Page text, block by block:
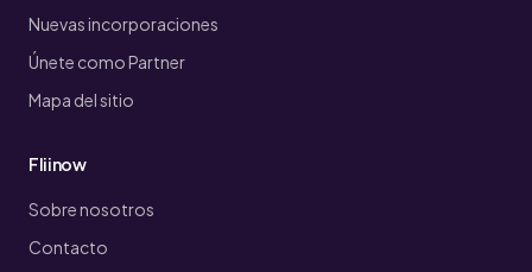
Nuevas incorporaciones
Únete como Partner
Mapa del sitio
Fliinow
Sobre nosotros
Contacto